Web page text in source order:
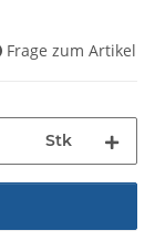
Frage zum Artikel
Stk